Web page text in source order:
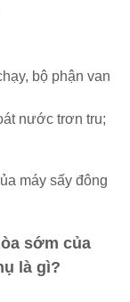
bộ phận van
nước trơn tru;
máy sấy đông
sớm của
là gì?